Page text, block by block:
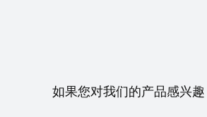
如果您对我们的产品感兴